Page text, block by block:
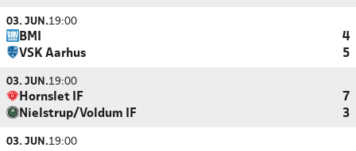
03. JUN.19:00
BMI
4
VSK Aarhus
5
03. JUN.19:00
Hornslet IF
7
Nielstrup/Voldum IF
3
03. JUN.19:00